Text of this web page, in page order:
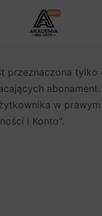
przeznaczona tylko
w
i Konto".